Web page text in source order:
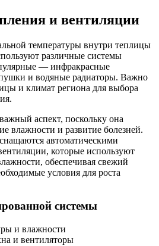
и вентиляции
температуры внутри теплицы
различные системы
— инфракрасные
и водяные радиаторы. Важно
и климат региона для выбора
аспект, поскольку она
влажности и развитие болезней.
автоматическими
которые используют
обеспечивая свежий
условия для роста
системы
и влажности
и вентиляторы